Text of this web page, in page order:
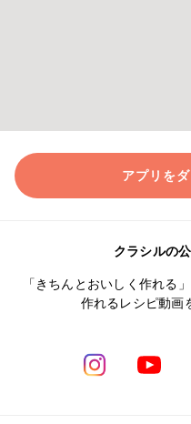
アプリを
クラシルの
「きちんとおいしく作れる
作れるレシピ動画